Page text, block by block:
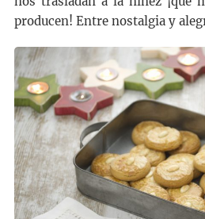
producen! Entre nostalgia y